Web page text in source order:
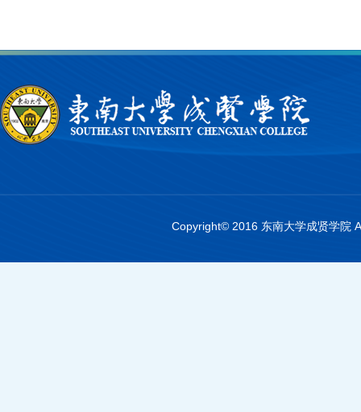
Copyright© 2016 东南大学成贤学院